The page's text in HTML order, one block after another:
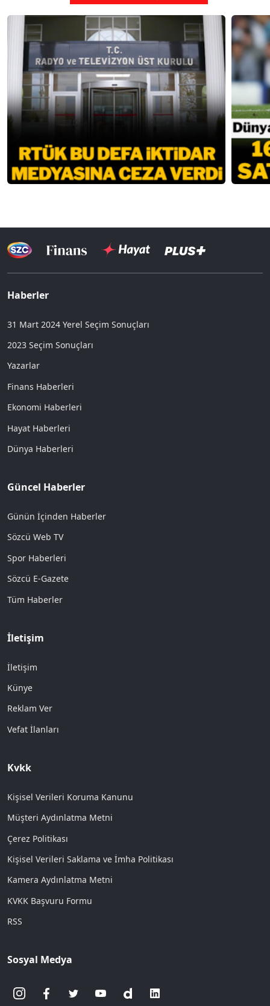
Haberler
31 Mart 2024 Yerel Seçim Sonuçları
2023 Seçim Sonuçları
Yazarlar
Finans Haberleri
Ekonomi Haberleri
Hayat Haberleri
Dünya Haberleri
Güncel Haberler
Günün İçinden Haberler
Sözcü Web TV
Spor Haberleri
Sözcü E-Gazete
Tüm Haberler
İletişim
İletişim
Künye
Reklam Ver
Vefat İlanları
Kvkk
Kişisel Verileri Koruma Kanunu
Müşteri Aydınlatma Metni
Çerez Politikası
Kişisel Verileri Saklama ve İmha Politikası
Kamera Aydınlatma Metni
KVKK Başvuru Formu
RSS
Sosyal Medya